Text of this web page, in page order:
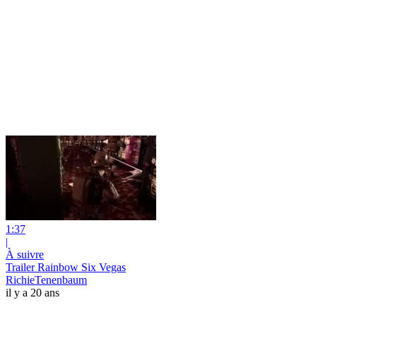
1:37
|
À suivre
Trailer Rainbow Six Vegas
RichieTenenbaum
il y a 20 ans